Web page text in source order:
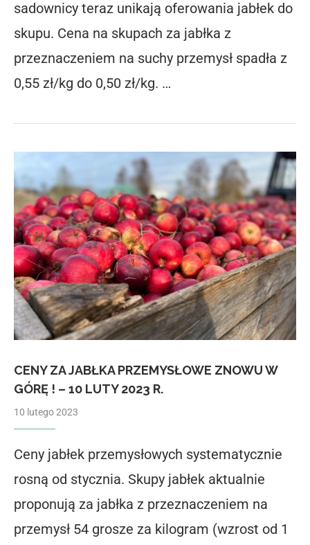
sadownicy teraz unikają oferowania jabłek do
skupu. Cena na skupach za jabłka z
przeznaczeniem na suchy przemysł spadła z
0,55 zł/kg do 0,50 zł/kg. …
CENY ZA JABŁKA PRZEMYSŁOWE ZNOWU W
GÓRĘ ! – 10 LUTY 2023 R.
10 lutego 2023
Ceny jabłek przemysłowych systematycznie
rosną od stycznia. Skupy jabłek aktualnie
proponują za jabłka z przeznaczeniem na
przemysł 54 grosze za kilogram (wzrost od 1